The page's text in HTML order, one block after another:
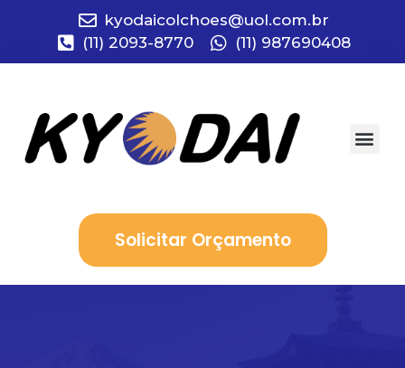
kyodaicolchoes@uol.com.br
(11) 2093-8770
(11) 987690408
Solicitar Orçamento